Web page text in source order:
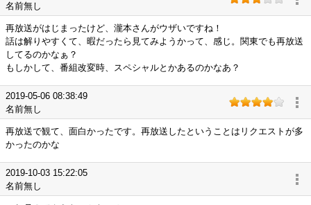
名前無し
再放送がはじまったけど、瀧本さんがウザいですね！
話は解りやすくて、暇だったら見てみようかって、感じ。関東でも再放送
してるのかなぁ？
もしかして、番組改変時、スペシャルとかあるのかなあ？
2019-05-06 08:38:49
名前無し
再放送で観て、面白かったです。再放送したということはリクエストが多
かったのかな
2019-10-03 15:22:05
名前無し